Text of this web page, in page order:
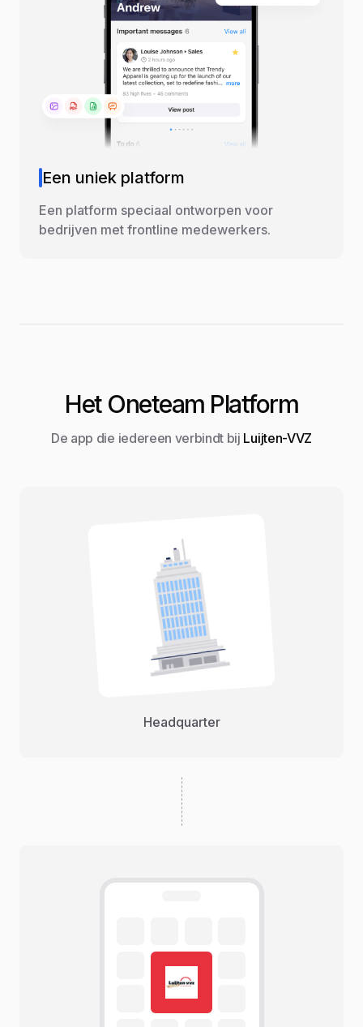
Een uniek platform
Een platform speciaal ontworpen voor
bedrijven met frontline medewerkers.
Het Oneteam Platform
De app die iedereen verbindt bij Luijten-VVZ
Headquarter